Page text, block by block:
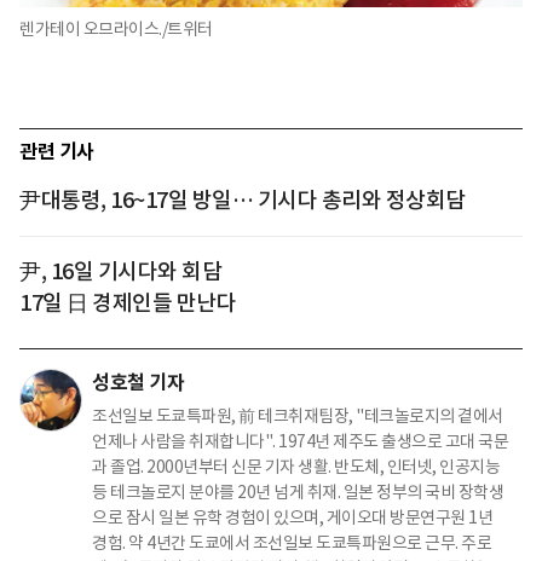
렌가테이 오므라이스./트위터
관련 기사
尹대통령, 16~17일 방일… 기시다 총리와 정상회담
尹, 16일 기시다와 회담
17일 日 경제인들 만난다
성호철 기자
조선일보 도쿄특파원, 前 테크취재팀장, "테크놀로지의 곁에서
언제나 사람을 취재합니다". 1974년 제주도 출생으로 고대 국문
과 졸업. 2000년부터 신문 기자 생활. 반도체, 인터넷, 인공지능
등 테크놀로지 분야를 20년 넘게 취재. 일본 정부의 국비 장학생
으로 잠시 일본 유학 경험이 있으며, 게이오대 방문연구원 1년
경험. 약 4년간 도쿄에서 조선일보 도쿄특파원으로 근무. 주로